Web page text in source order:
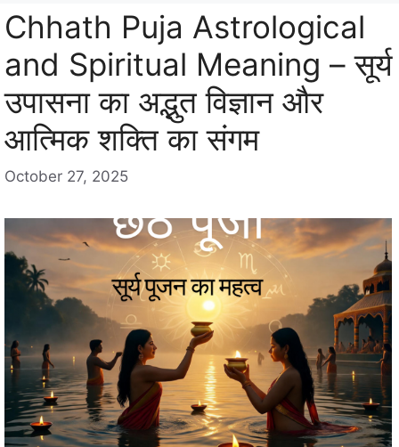
i
e
s
Chhath Puja Astrological
and Spiritual Meaning – सूर्य
उपासना का अद्भुत विज्ञान और
आत्मिक शक्ति का संगम
October 27, 2025